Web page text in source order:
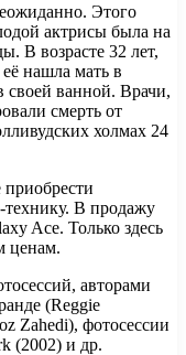
Этого
актрисы была на
В возрасте 32 лет,
нашла мать в
своей ванной. Врачи,
смерть от
холмах 24
В продажу
Ace. Только здесь
ценам.
авторами
(Reggie
Zahedi), фотосессии
(2002) и др.